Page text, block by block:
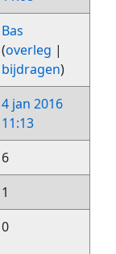
Bas
(overleg |
bijdragen)
4 jan 2016
11:13
6
1
0